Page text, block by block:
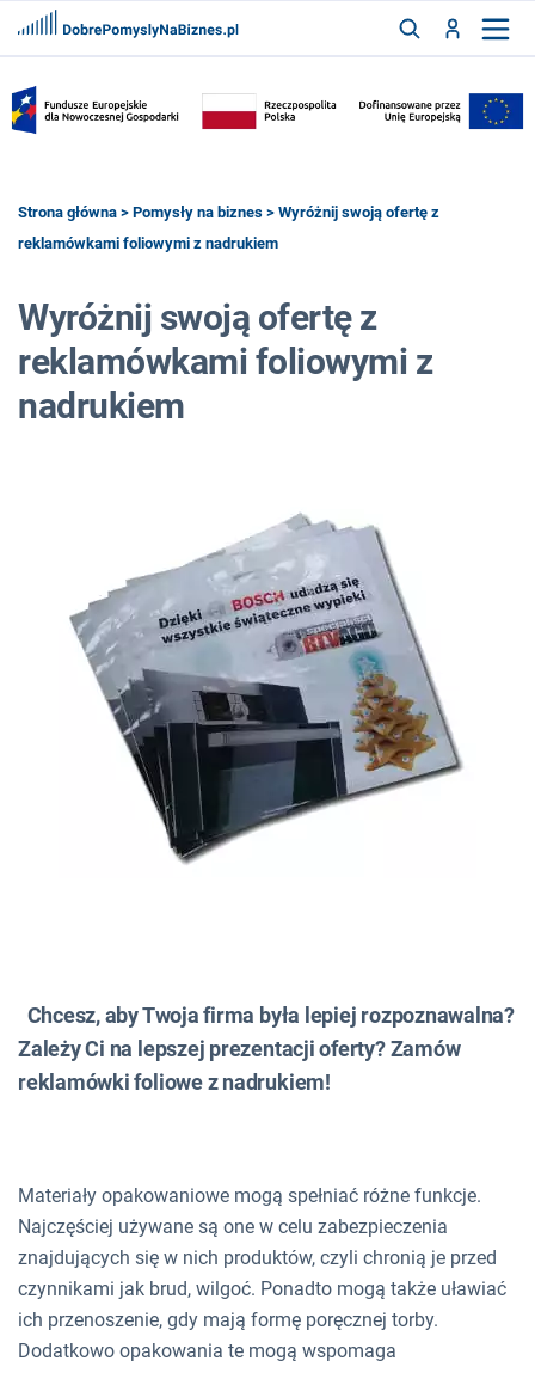
ZAREJESTRUJ
FRANCZYZY
Strona główna > Pomysły na biznes > Wyróżnij swoją ofertę z
reklamówkami foliowymi z nadrukiem
Wyróżnij swoją ofertę z
reklamówkami foliowymi z
nadrukiem
Chcesz, aby Twoja firma była lepiej rozpoznawalna?
Zależy Ci na lepszej prezentacji oferty? Zamów
reklamówki foliowe z nadrukiem!
Materiały opakowaniowe mogą spełniać różne funkcje.
Najczęściej używane są one w celu zabezpieczenia
znajdujących się w nich produktów, czyli chronią je przed
czynnikami jak brud, wilgoć. Ponadto mogą także uławiać
ich przenoszenie, gdy mają formę poręcznej torby.
Dodatkowo opakowania te mogą wspomaga